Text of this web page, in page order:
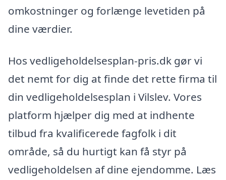
omkostninger og forlænge levetiden på
dine værdier.
Hos vedligeholdelsesplan-pris.dk gør vi
det nemt for dig at finde det rette firma til
din vedligeholdelsesplan i Vilslev. Vores
platform hjælper dig med at indhente
tilbud fra kvalificerede fagfolk i dit
område, så du hurtigt kan få styr på
vedligeholdelsen af dine ejendomme. Læs